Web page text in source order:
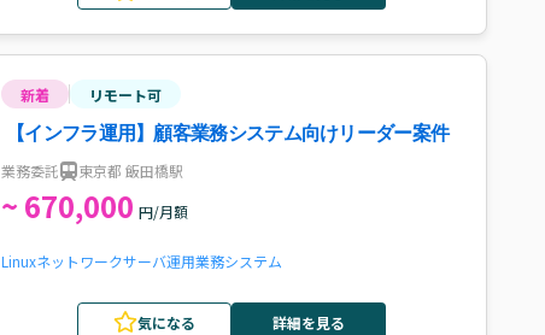
新着 リモート可
【インフラ運用】顧客業務システム向けリーダー案件
業務委託 東京都 飯田橋駅
~ 670,000 円/月額
Linuxネットワークサーバ運用業務システム
気になる 詳細を見る